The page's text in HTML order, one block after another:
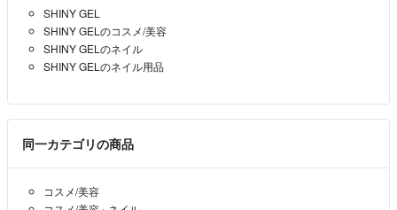
SHINY GEL
SHINY GELのコスメ/美容
SHINY GELのネイル
SHINY GELのネイル用品
同一カテゴリの商品
コスメ/美容